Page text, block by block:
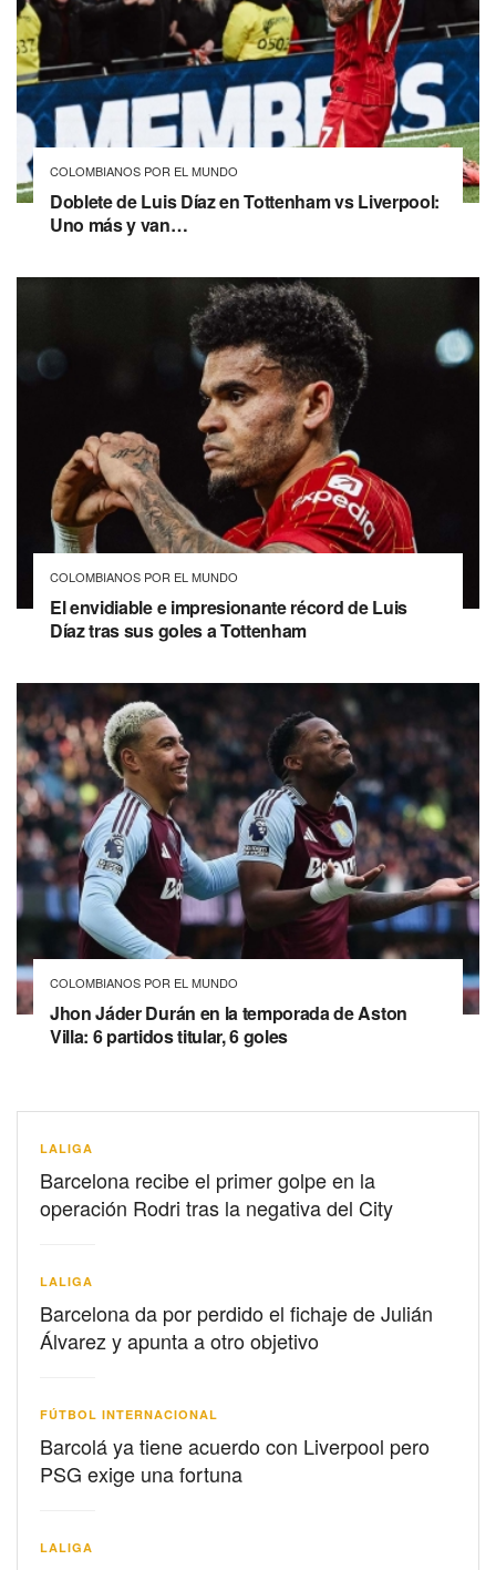
COLOMBIANOS POR EL MUNDO
Doblete de Luis Díaz en Tottenham vs Liverpool:
Uno más y van…
COLOMBIANOS POR EL MUNDO
El envidiable e impresionante récord de Luis
Díaz tras sus goles a Tottenham
COLOMBIANOS POR EL MUNDO
Jhon Jáder Durán en la temporada de Aston
Villa: 6 partidos titular, 6 goles
LALIGA
Barcelona recibe el primer golpe en la
operación Rodri tras la negativa del City
LALIGA
Barcelona da por perdido el fichaje de Julián
Álvarez y apunta a otro objetivo
FÚTBOL INTERNACIONAL
Barcolá ya tiene acuerdo con Liverpool pero
PSG exige una fortuna
LALIGA